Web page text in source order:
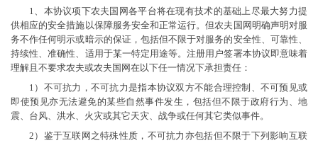
1、本协议项下农夫国网各平台将在现有技术的基础上尽最大努力提
供相应的安全措施以保障服务安全和正常运行。但农夫国网明确声明对服
务不作任何明示或暗示的保证，包括但不限于对服务的安全性、可靠性、
持续性、准确性、适用于某一特定用途等。注册用户签署本协议即意味着
理解且不要求农夫或农夫国网在以下任一情况下承担责任：
1）不可抗力，不可抗力是指本协议双方不能合理控制、不可预见或
即使预见亦无法避免的某些自然事件发生，包括但不限于政府行为、地
震、台风、洪水、火灾或其它天灾、战争或任何其它类似事件。
2）鉴于互联网之特殊性质，不可抗力亦包括但不限于下列影响互联